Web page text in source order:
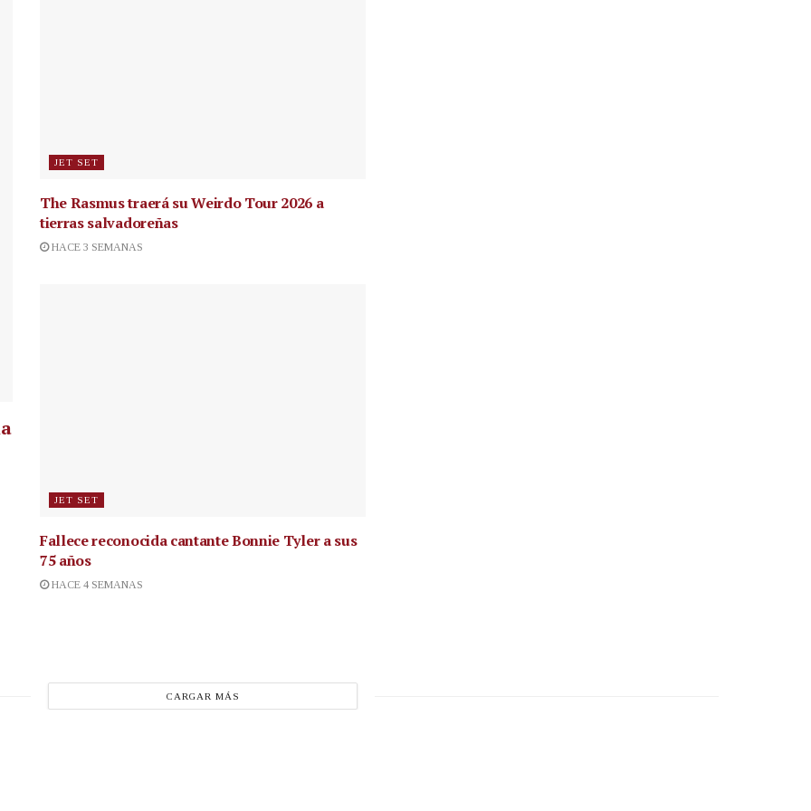
JET SET
The Rasmus traerá su Weirdo Tour 2026 a
tierras salvadoreñas
HACE 3 SEMANAS
JET SET
Fallece reconocida cantanteBonnie Tyler a sus
75 años
HACE 4 SEMANAS
CARGAR MÁS